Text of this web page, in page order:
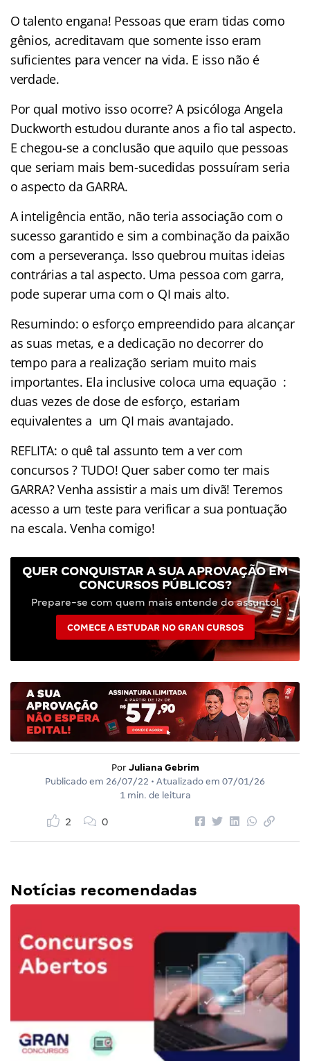
O talento engana! Pessoas que eram tidas como
gênios, acreditavam que somente isso eram
suficientes para vencer na vida. E isso não é
verdade.
Por qual motivo isso ocorre? A psicóloga Angela
Duckworth estudou durante anos a fio tal aspecto.
E chegou-se a conclusão que aquilo que pessoas
que seriam mais bem-sucedidas possuíram seria
o aspecto da GARRA.
A inteligência então, não teria associação com o
sucesso garantido e sim a combinação da paixão
com a perseverança. Isso quebrou muitas ideias
contrárias a tal aspecto. Uma pessoa com garra,
pode superar uma com o QI mais alto.
Resumindo: o esforço empreendido para alcançar
as suas metas, e a dedicação no decorrer do
tempo para a realização seriam muito mais
importantes. Ela inclusive coloca uma equação :
duas vezes de dose de esforço, estariam
equivalentes a um QI mais avantajado.
REFLITA: o quê tal assunto tem a ver com
concursos ? TUDO! Quer saber como ter mais
GARRA? Venha assistir a mais um divã! Teremos
acesso a um teste para verificar a sua pontuação
na escala. Venha comigo!
QUER CONQUISTAR A SUA APROVAÇÃO EM
CONCURSOS PÚBLICOS?
Prepare-se com quem mais entende do assunto!
COMECE A ESTUDAR NO GRAN CURSOS
Por Juliana Gebrim
Publicado em 26/07/22 • Atualizado em 07/01/26
1 min. de leitura
2 0
Notícias recomendadas